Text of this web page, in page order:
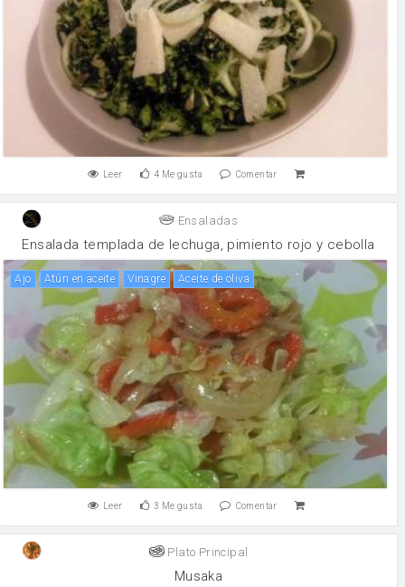
Leer 4 Me gusta Comentar
Ensaladas
Ensalada templada de lechuga, pimiento rojo y cebolla
ajo Atún en aceite vinagre aceite de oliva
Leer 3 Me gusta Comentar
Plato Principal
Musaka